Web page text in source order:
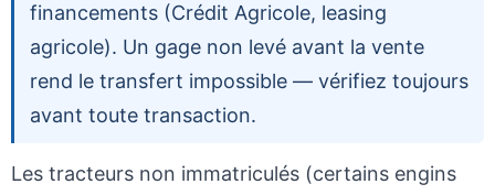
financements (Crédit Agricole, leasing
agricole). Un gage non levé avant la vente
rend le transfert impossible — vérifiez toujours
avant toute transaction.
Les tracteurs non immatriculés (certains engins